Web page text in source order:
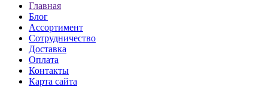
Главная
Блог
Ассортимент
Сотрудничество
Доставка
Оплата
Контакты
Карта сайта